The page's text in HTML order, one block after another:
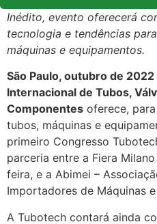
Inédito, evento oferecerá
tecnologia e tendências
máquinas e equipamentos.
São Paulo, outubro de 2022
Internacional de Tubos,
Componentes oferece,
tubos, máquinas e
primeiro Congresso
parceria entre a Fiera
feira, e a Abimei –
Importadores de Máquinas
A Tubotech contará ainda